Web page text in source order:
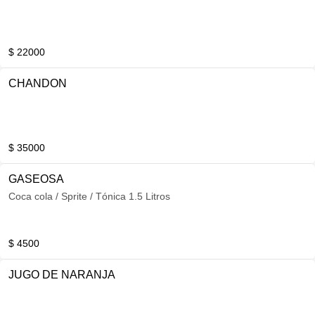
$ 22000
CHANDON
$ 35000
GASEOSA
Coca cola / Sprite / Tónica 1.5 Litros
$ 4500
JUGO DE NARANJA